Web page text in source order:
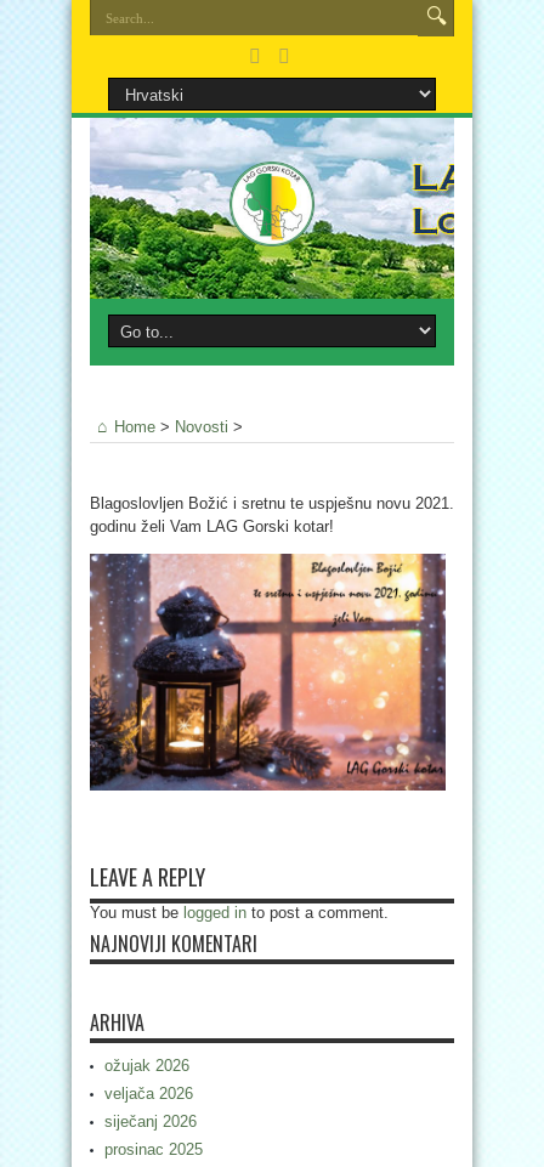
Home > Novosti >
Blagoslovljen Božić i sretnu te uspješnu novu 2021.
godinu želi Vam LAG Gorski kotar!
LEAVE A REPLY
You must be logged in to post a comment.
NAJNOVIJI KOMENTARI
ARHIVA
ožujak 2026
veljača 2026
siječanj 2026
prosinac 2025